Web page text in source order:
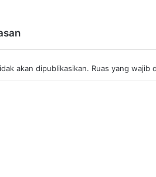
akan dipublikasikan. Ruas yang wajib